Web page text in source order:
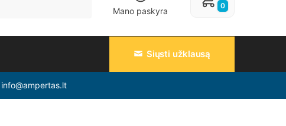
Mano paskyra
0
Siųsti užklausą
info@ampertas.lt